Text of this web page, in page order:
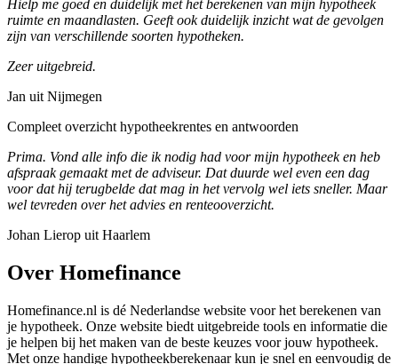
Hielp me goed en duidelijk met het berekenen van mijn hypotheek
ruimte en maandlasten. Geeft ook duidelijk inzicht wat de gevolgen
zijn van verschillende soorten hypotheken.
Zeer uitgebreid.
Jan uit Nijmegen
Compleet overzicht hypotheekrentes en antwoorden
Prima. Vond alle info die ik nodig had voor mijn hypotheek en heb
afspraak gemaakt met de adviseur. Dat duurde wel even een dag
voor dat hij terugbelde dat mag in het vervolg wel iets sneller. Maar
wel tevreden over het advies en renteooverzicht.
Johan Lierop uit Haarlem
Over Homefinance
Homefinance.nl is dé Nederlandse website voor het berekenen van
je hypotheek. Onze website biedt uitgebreide tools en informatie die
je helpen bij het maken van de beste keuzes voor jouw hypotheek.
Met onze handige hypotheekberekenaar kun je snel en eenvoudig de